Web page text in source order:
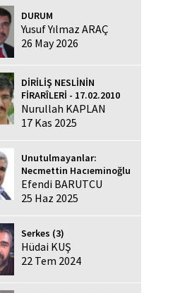
DURUM
Yusuf Yılmaz ARAÇ
26 May 2026
DİRİLİŞ NESLİNİN
FİRARÎLERİ - 17.02.2010
Nurullah KAPLAN
17 Kas 2025
Unutulmayanlar:
Necmettin Hacıeminoğlu
Efendi BARUTCU
25 Haz 2025
Serkes (3)
Hüdai KUŞ
22 Tem 2024